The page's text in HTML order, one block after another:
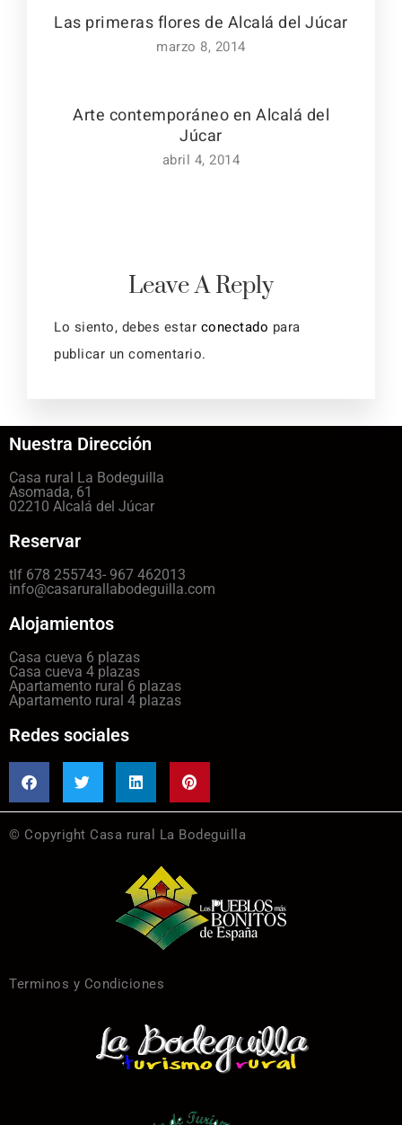
Las primeras flores de Alcalá del Júcar
marzo 8, 2014
Arte contemporáneo en Alcalá del
Júcar
abril 4, 2014
Leave A Reply
Lo siento, debes estar conectado para
publicar un comentario.
Nuestra Dirección
Casa rural La Bodeguilla
Asomada, 61
02210 Alcalá del Júcar
Reservar
tlf 678 255743- 967 462013
info@casarurallabodeguilla.com
Alojamientos
Casa cueva 6 plazas
Casa cueva 4 plazas
Apartamento rural 6 plazas
Apartamento rural 4 plazas
Redes sociales
© Copyright Casa rural La Bodeguilla
Terminos y Condiciones